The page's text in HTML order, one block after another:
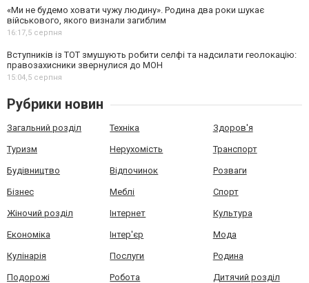
«Ми не будемо ховати чужу людину». Родина два роки шукає
військового, якого визнали загиблим
16:17,5 серпня
Вступників із ТОТ змушують робити селфі та надсилати геолокацію:
правозахисники звернулися до МОН
15:04,5 серпня
Рубрики новин
Загальний розділ Техніка Здоров'я
Туризм Нерухомість Транспорт
Будівництво Відпочинок Розваги
Бізнес Меблі Спорт
Жіночий розділ Інтернет Культура
Економіка Інтер'єр Мода
Кулінарія Послуги Родина
Подорожі Робота Дитячий розділ